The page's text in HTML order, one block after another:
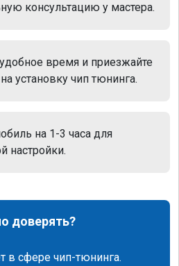
консультацию у мастера.
время и приезжайте
установку чип тюнинга.
на 1-3 часа для
настройки.
доверять?
в сфере чип-тюнинга.